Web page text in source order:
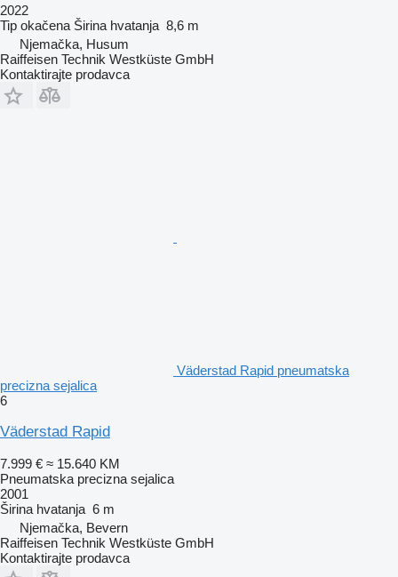
2022
Tip okačena Širina hvatanja 8,6 m
Njemačka, Husum
Raiffeisen Technik Westküste GmbH
Kontaktirajte prodavca
Väderstad Rapid pneumatska
precizna sejalica
6
Väderstad Rapid
7.999 € ≈ 15.640 KM
Pneumatska precizna sejalica
2001
Širina hvatanja 6 m
Njemačka, Bevern
Raiffeisen Technik Westküste GmbH
Kontaktirajte prodavca